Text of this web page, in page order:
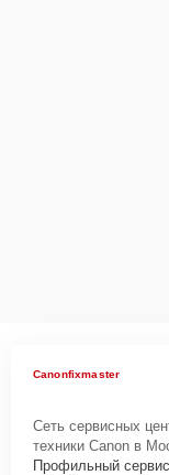
Canonfixmaster
Сеть сервисных
техники Canon в
Профильный